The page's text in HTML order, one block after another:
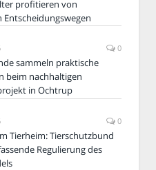
profitieren von
0
sammeln praktische
beim nachhaltigen
in Ochtrup
0
Tierheim: Tierschutzbund
Regulierung des